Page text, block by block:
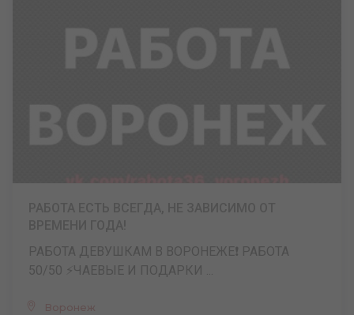
РАБОТА ДЕВУШКАМ В ВОРОНЕЖЕ❗️ РАБОТА
50/50 ⚡️ЧАЕВЫЕ И ПОДАРКИ ...
Воронеж